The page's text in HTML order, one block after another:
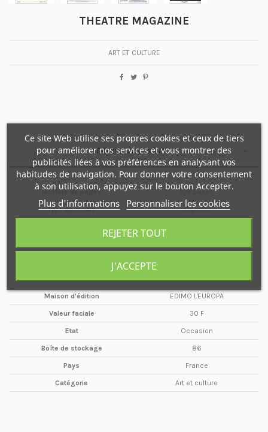
THEATRE MAGAZINE
ART ET CULTURE
Détails du produit
Nombre de pages 108 pages
Type de média Magazine
Périodicité Mensuel
Maison d'édition EDIMO L'EUROPA
Valeur faciale 30 F
Etat Occasion
Boîte de stockage 86
Pays France
Catégorie Art et culture
Ce site Web utilise ses propres cookies et ceux de tiers
pour améliorer nos services et vous montrer des
publicités liées à vos préférences en analysant vos
habitudes de navigation. Pour donner votre consentement
à son utilisation, appuyez sur le bouton Accepter.
Plus d'informations Personnaliser les cookies
REJETER TOUT
J'ACCEPTE